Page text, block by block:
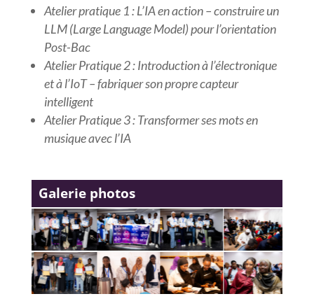
Atelier pratique 1 : L’IA en action – construire un
LLM (Large Language Model) pour l’orientation
Post-Bac
Atelier Pratique 2 : Introduction à l’électronique
et à l’IoT – fabriquer son propre capteur
intelligent
Atelier Pratique 3 : Transformer ses mots en
musique avec l’IA
Galerie photos